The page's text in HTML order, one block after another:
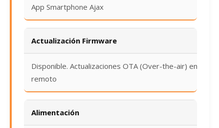
App Smartphone Ajax
Actualización Firmware
Disponible. Actualizaciones OTA (Over-the-air) en
remoto
Alimentación